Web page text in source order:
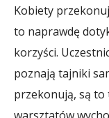
Kobiety
to naprawdę
korzyści.
poznają tajniki
przekonują, są to